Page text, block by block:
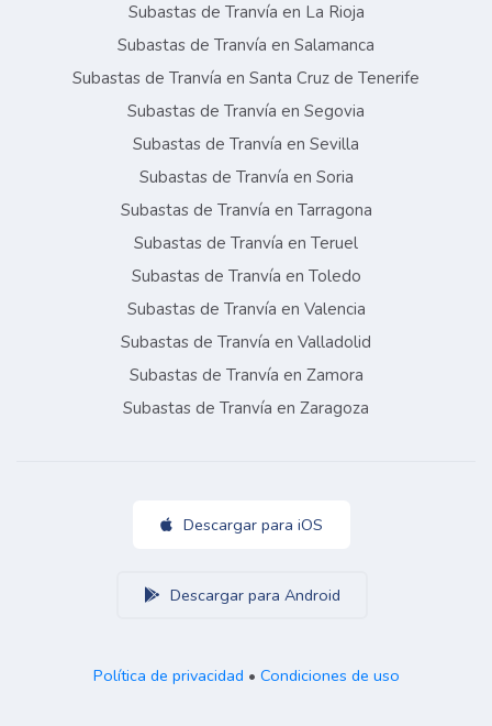
Subastas de Tranvía en La Rioja
Subastas de Tranvía en Salamanca
Subastas de Tranvía en Santa Cruz de Tenerife
Subastas de Tranvía en Segovia
Subastas de Tranvía en Sevilla
Subastas de Tranvía en Soria
Subastas de Tranvía en Tarragona
Subastas de Tranvía en Teruel
Subastas de Tranvía en Toledo
Subastas de Tranvía en Valencia
Subastas de Tranvía en Valladolid
Subastas de Tranvía en Zamora
Subastas de Tranvía en Zaragoza
Descargar para iOS
Descargar para Android
Política de privacidad • Condiciones de uso